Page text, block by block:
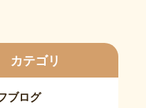
カテゴリ
ブログ